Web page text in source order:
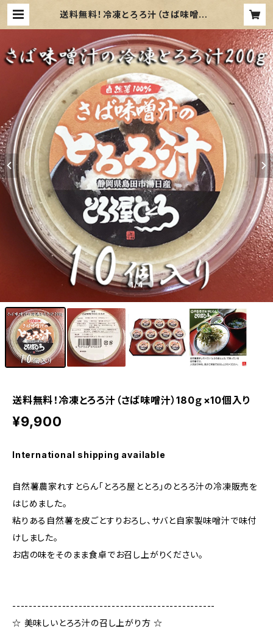
送料無料！冷凍とろろ汁（さば味噌汁）
然薯通販
1/4
送料無料！冷凍とろろ汁（さば味噌汁）180ｇ×10個入り
¥9,900
International shipping available
自然薯農家れすとらん「とろろ屋ととろ」のとろろ汁の冷凍販売を
はじめました。
粘りある自然薯を皮ごとすりおろし、サバと自家製味噌汁で味付
けしました。
お店の味をそのまま食卓でお召し上がりください。
-------------------------------------------------
☆ 美味しいとろろ汁の召し上がり方 ☆